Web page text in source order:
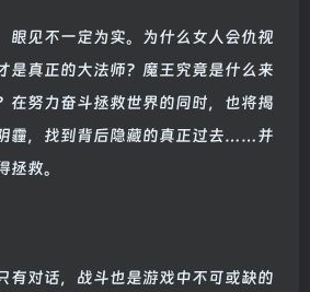
眼见不一定为实。为什么女人会仇视
是真正的大法师？魔王究竟是什么来
在努力奋斗拯救世界的同时，也将揭
霾，找到背后隐藏的真正过去……并
救。
有对话，战斗也是游戏中不可或缺的